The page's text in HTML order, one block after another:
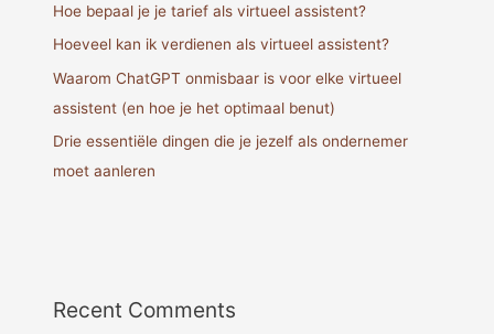
Hoe bepaal je je tarief als virtueel assistent?
Hoeveel kan ik verdienen als virtueel assistent?
Waarom ChatGPT onmisbaar is voor elke virtueel
assistent (en hoe je het optimaal benut)
Drie essentiële dingen die je jezelf als ondernemer
moet aanleren
Recent Comments